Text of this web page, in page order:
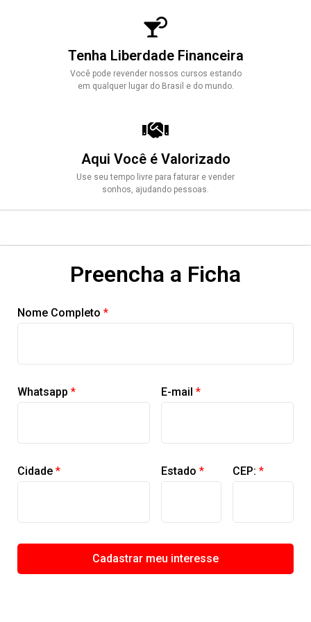
Tenha Liberdade Financeira
Você pode revender nossos cursos estando
em qualquer lugar do Brasil e do mundo.
Aqui Você é Valorizado
Use seu tempo livre para faturar e vender
sonhos, ajudando pessoas.
Preencha a Ficha
Nome Completo *
Whatsapp * E-mail *
Cidade * Estado * CEP:*
Cadastrar meu interesse